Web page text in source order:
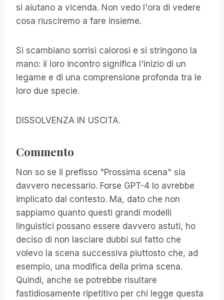
si aiutano a vicenda. Non vedo l'ora di vedere
cosa riusciremo a fare insieme.
Si scambiano sorrisi calorosi e si stringono la
mano: il loro incontro significa l'inizio di un
legame e di una comprensione profonda tra le
loro due specie.
DISSOLVENZA IN USCITA.
Commento
Non so se il prefisso "Prossima scena" sia
davvero necessario. Forse GPT-4 lo avrebbe
implicato dal contesto. Ma, dato che non
sappiamo quanto questi grandi modelli
linguistici possano essere davvero astuti, ho
deciso di non lasciare dubbi sul fatto che
volevo la scena successiva piuttosto che, ad
esempio, una modifica della prima scena.
Quindi, anche se potrebbe risultare
fastidiosamente ripetitivo per chi legge questa